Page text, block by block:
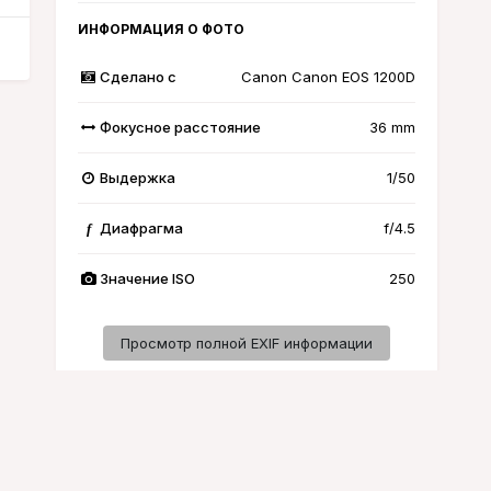
ИНФОРМАЦИЯ О ФОТО
Сделано с Canon Canon EOS 1200D
Фокусное расстояние 36 mm
Выдержка 1/50
f Диафрагма f/4.5
Значение ISO 250
Просмотр полной EXIF информации